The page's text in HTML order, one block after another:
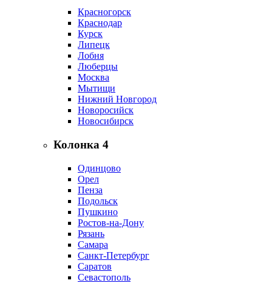
Красногорск
Краснодар
Курск
Липецк
Лобня
Люберцы
Москва
Мытищи
Нижний Новгород
Новоросийск
Новосибирск
Колонка 4
Одинцово
Орел
Пенза
Подольск
Пушкино
Ростов-на-Дону
Рязань
Самара
Санкт-Петербург
Саратов
Севастополь